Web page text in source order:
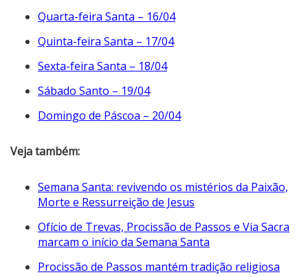
Quarta-feira Santa – 16/04
Quinta-feira Santa – 17/04
Sexta-feira Santa – 18/04
Sábado Santo – 19/04
Domingo de Páscoa – 20/04
Veja também:
Semana Santa: revivendo os mistérios da Paixão,
Morte e Ressurreição de Jesus
Ofício de Trevas, Procissão de Passos e Via Sacra
marcam o início da Semana Santa
Procissão de Passos mantém tradição religiosa